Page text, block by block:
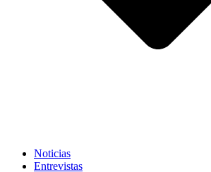
Noticias
Entrevistas